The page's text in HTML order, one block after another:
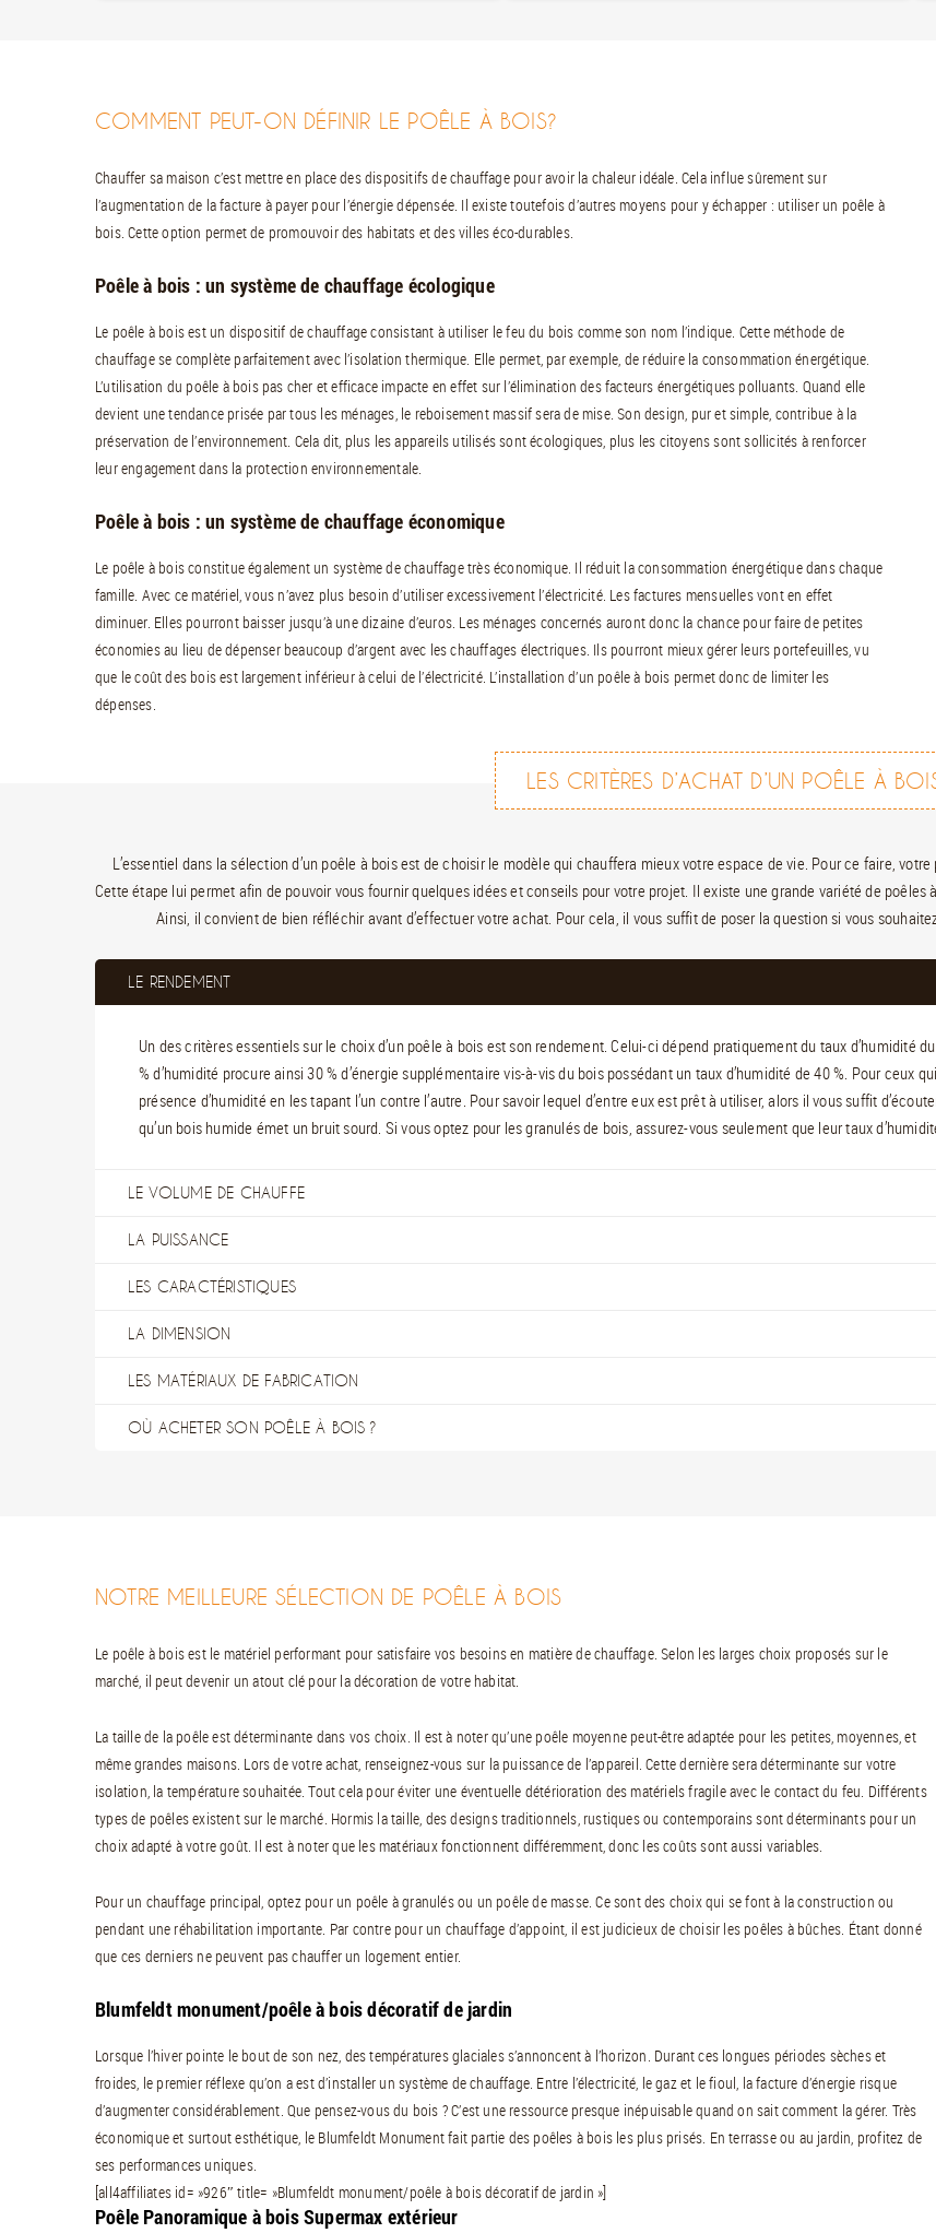
COMMENT PEUT-ON DÉFINIR LE POÊLE À BOIS?
Chauffer sa maison c’est mettre en place des dispositifs de chauffage pour avoir la chaleur idéale. Cela influe sûrement sur
l’augmentation de la facture à payer pour l’énergie dépensée. Il existe toutefois d’autres moyens pour y échapper : utiliser un poêle à
bois. Cette option permet de promouvoir des habitats et des villes éco-durables.
Poêle à bois : un système de chauffage écologique
Le poêle à bois est un dispositif de chauffage consistant à utiliser le feu du bois comme son nom l’indique. Cette méthode de
chauffage se complète parfaitement avec l’isolation thermique. Elle permet, par exemple, de réduire la consommation énergétique.
L’utilisation du poêle à bois pas cher et efficace impacte en effet sur l’élimination des facteurs énergétiques polluants. Quand elle
devient une tendance prisée par tous les ménages, le reboisement massif sera de mise. Son design, pur et simple, contribue à la
préservation de l’environnement. Cela dit, plus les appareils utilisés sont écologiques, plus les citoyens sont sollicités à renforcer
leur engagement dans la protection environnementale.
Poêle à bois : un système de chauffage économique
Le poêle à bois constitue également un système de chauffage très économique. Il réduit la consommation énergétique dans chaque
famille. Avec ce matériel, vous n’avez plus besoin d’utiliser excessivement l’électricité. Les factures mensuelles vont en effet
diminuer. Elles pourront baisser jusqu’à une dizaine d’euros. Les ménages concernés auront donc la chance pour faire de petites
économies au lieu de dépenser beaucoup d’argent avec les chauffages électriques. Ils pourront mieux gérer leurs portefeuilles, vu
que le coût des bois est largement inférieur à celui de l’électricité. L’installation d’un poêle à bois permet donc de limiter les
dépenses.
LES CRITÈRES D’ACHAT D’UN POÊLE À
L’essentiel dans la sélection d’un poêle à bois est de choisir le modèle qui chauffera mieux votre espace de vie. Pour ce faire,
Cette étape lui permet afin de pouvoir vous fournir quelques idées et conseils pour votre projet. Il existe une grande variété de
Ainsi, il convient de bien réfléchir avant d’effectuer votre achat. Pour cela, il vous suffit de poser la question si vous
LE RENDEMENT
Un des critères essentiels sur le choix d’un poêle à bois est son rendement. Celui-ci dépend pratiquement du taux d’humidité
% d’humidité procure ainsi 30 % d’énergie supplémentaire vis-à-vis du bois possédant un taux d’humidité de 40 %. Pour ceux
présence d’humidité en les tapant l’un contre l’autre. Pour savoir lequel d’entre eux est prêt à utiliser, alors il vous suffit
qu’un bois humide émet un bruit sourd. Si vous optez pour les granulés de bois, assurez-vous seulement que leur taux
LE VOLUME DE CHAUFFE
LA PUISSANCE
LES CARACTÉRISTIQUES
LA DIMENSION
LES MATÉRIAUX DE FABRICATION
OÙ ACHETER SON POÊLE À BOIS ?
NOTRE MEILLEURE SÉLECTION DE POÊLE À BOIS
Le poêle à bois est le matériel performant pour satisfaire vos besoins en matière de chauffage. Selon les larges choix proposés sur le
marché, il peut devenir un atout clé pour la décoration de votre habitat.
La taille de la poêle est déterminante dans vos choix. Il est à noter qu’une poêle moyenne peut-être adaptée pour les petites, moyennes, et
même grandes maisons. Lors de votre achat, renseignez-vous sur la puissance de l’appareil. Cette dernière sera déterminante sur votre
isolation, la température souhaitée. Tout cela pour éviter une éventuelle détérioration des matériels fragile avec le contact du feu. Différents
types de poêles existent sur le marché. Hormis la taille, des designs traditionnels, rustiques ou contemporains sont déterminants pour un
choix adapté à votre goût. Il est à noter que les matériaux fonctionnent différemment, donc les coûts sont aussi variables.
Pour un chauffage principal, optez pour un poêle à granulés ou un poêle de masse. Ce sont des choix qui se font à la construction ou
pendant une réhabilitation importante. Par contre pour un chauffage d’appoint, il est judicieux de choisir les poêles à bûches. Étant donné
que ces derniers ne peuvent pas chauffer un logement entier.
Blumfeldt monument/poêle à bois décoratif de jardin
Lorsque l’hiver pointe le bout de son nez, des températures glaciales s’annoncent à l’horizon. Durant ces longues périodes sèches et
froides, le premier réflexe qu’on a est d’installer un système de chauffage. Entre l’électricité, le gaz et le fioul, la facture d’énergie risque
d’augmenter considérablement. Que pensez-vous du bois ? C’est une ressource presque inépuisable quand on sait comment la gérer. Très
économique et surtout esthétique, le Blumfeldt Monument fait partie des poêles à bois les plus prisés. En terrasse ou au jardin, profitez de
ses performances uniques.
[all4affiliates id= »926″ title= »Blumfeldt monument/poêle à bois décoratif de jardin »]
Poêle Panoramique à bois Supermax extérieur